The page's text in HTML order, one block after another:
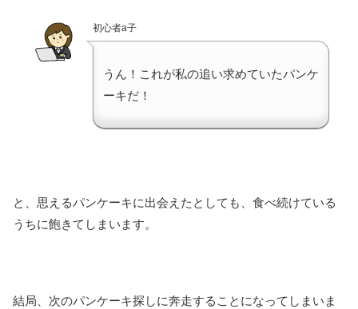
初心者a子
うん！これが私の追い求めていたパンケ
ーキだ！
と、思えるパンケーキに出会えたとしても、食べ続けている
うちに飽きてしまいます。
結局、次のパンケーキ探しに奔走することになってしまいま